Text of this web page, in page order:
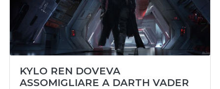
KYLO REN DOVEVA
ASSOMIGLIARE A DARTH VADER